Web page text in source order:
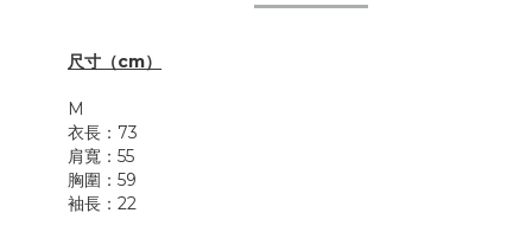
尺寸（cm）
M
衣長：73
肩寬：55
胸圍：59
袖長：22